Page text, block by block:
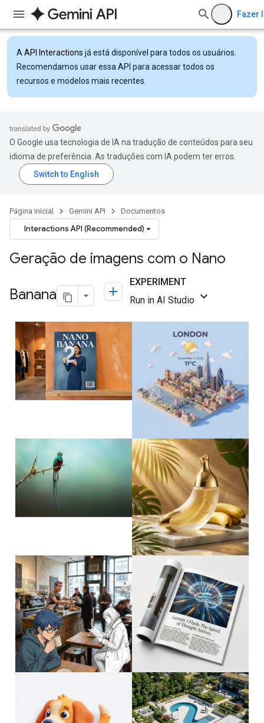
Fazer
A API Interactions já está disponível para todos os usuários.
Recomendamos usar essa API para acessar todos os
recursos e modelos mais recentes.
O Google usa tecnologia de IA na tradução de conteúdos para seu
idioma de preferência. As traduções com IA podem ter erros.
Página inicial Gemini API Documentos
Interactions API (Recommended)
Geração de imagens com o Nano
Banana